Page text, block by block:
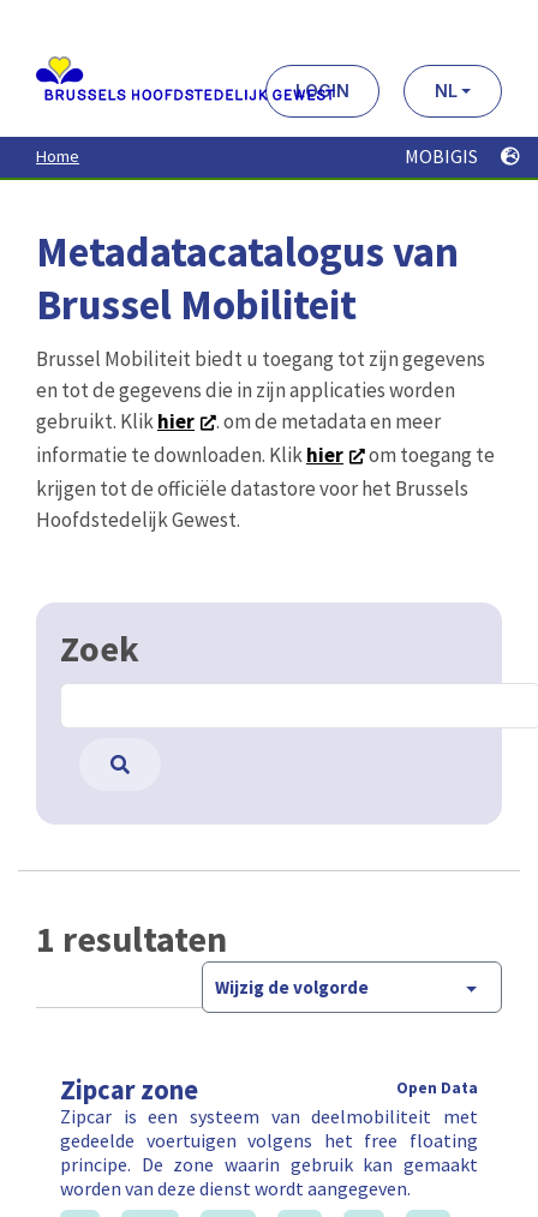
contenu
principal
LOGIN NL
Home MOBIGIS
Metadatacatalogus van
Brussel Mobiliteit
Brussel Mobiliteit biedt u toegang tot zijn gegevens
en tot de gegevens die in zijn applicaties worden
gebruikt. Klikhier
. om de metadata en meer
informatie te downloaden. Klikhier
om toegang te
krijgen tot de officiële datastore voor het Brussels
Hoofdstedelijk Gewest.
Zoek
1 resultaten
Wijzig de volgorde
Zipcar zone Open Data
Zipcar is een systeem van deelmobiliteit met
gedeelde voertuigen volgens het free floating
principe. De zone waarin gebruik kan gemaakt
worden van deze dienst wordt aangegeven.